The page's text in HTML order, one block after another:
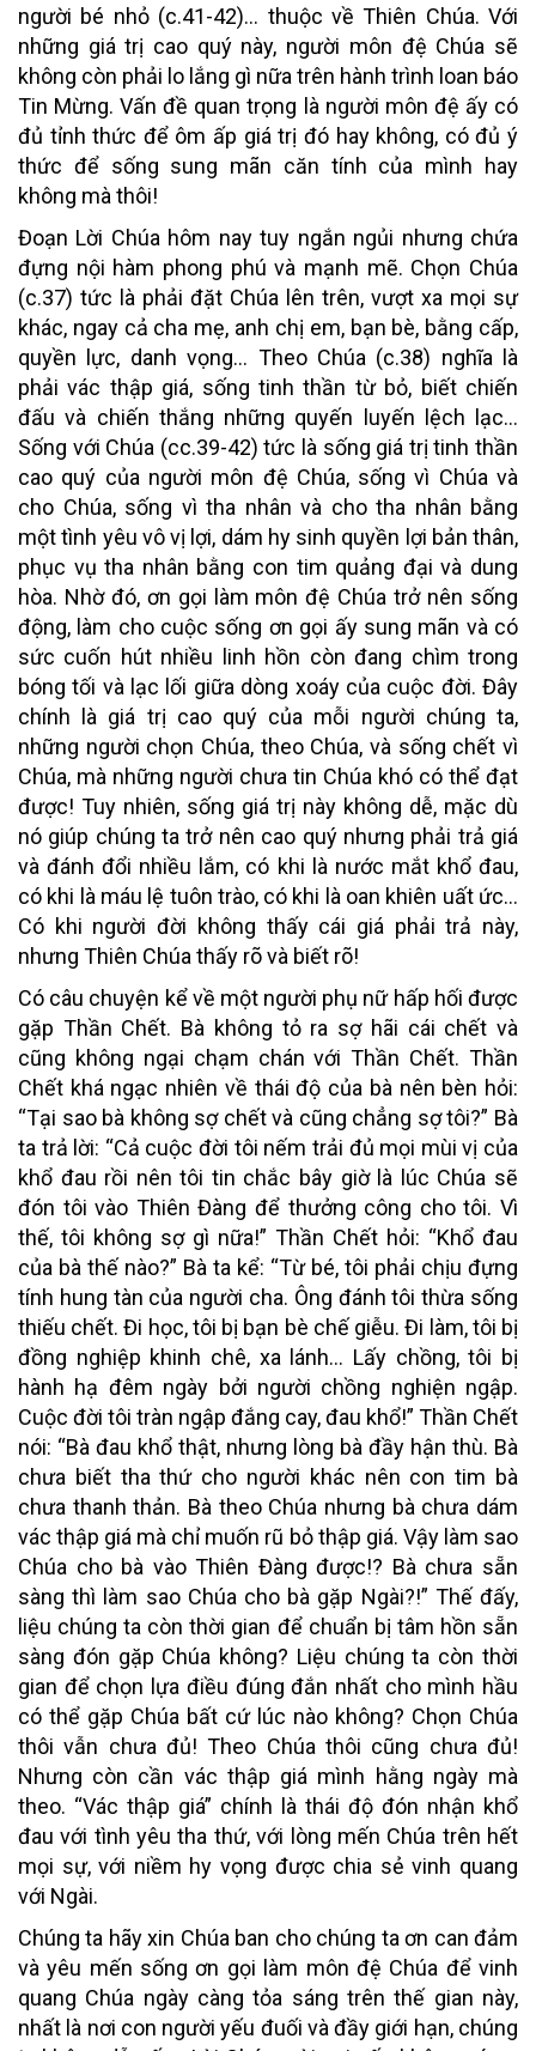
người bé nhỏ (c.41-42)… thuộc về Thiên Chúa. Với
những giá trị cao quý này, người môn đệ Chúa sẽ
không còn phải lo lắng gì nữa trên hành trình loan báo
Tin Mừng. Vấn đề quan trọng là người môn đệ ấy có
đủ tỉnh thức để ôm ấp giá trị đó hay không, có đủ ý
thức để sống sung mãn căn tính của mình hay
không mà thôi!
Đoạn Lời Chúa hôm nay tuy ngắn ngủi nhưng chứa
đựng nội hàm phong phú và mạnh mẽ. Chọn Chúa
(c.37) tức là phải đặt Chúa lên trên, vượt xa mọi sự
khác, ngay cả cha mẹ, anh chị em, bạn bè, bằng cấp,
quyền lực, danh vọng… Theo Chúa (c.38) nghĩa là
phải vác thập giá, sống tinh thần từ bỏ, biết chiến
đấu và chiến thắng những quyến luyến lệch lạc…
Sống với Chúa (cc.39-42) tức là sống giá trị tinh thần
cao quý của người môn đệ Chúa, sống vì Chúa và
cho Chúa, sống vì tha nhân và cho tha nhân bằng
một tình yêu vô vị lợi, dám hy sinh quyền lợi bản thân,
phục vụ tha nhân bằng con tim quảng đại và dung
hòa. Nhờ đó, ơn gọi làm môn đệ Chúa trở nên sống
động, làm cho cuộc sống ơn gọi ấy sung mãn và có
sức cuốn hút nhiều linh hồn còn đang chìm trong
bóng tối và lạc lối giữa dòng xoáy của cuộc đời. Đây
chính là giá trị cao quý của mỗi người chúng ta,
những người chọn Chúa, theo Chúa, và sống chết vì
Chúa, mà những người chưa tin Chúa khó có thể đạt
được! Tuy nhiên, sống giá trị này không dễ, mặc dù
nó giúp chúng ta trở nên cao quý nhưng phải trả giá
và đánh đổi nhiều lắm, có khi là nước mắt khổ đau,
có khi là máu lệ tuôn trào, có khi là oan khiên uất ức…
Có khi người đời không thấy cái giá phải trả này,
nhưng Thiên Chúa thấy rõ và biết rõ!
Có câu chuyện kể về một người phụ nữ hấp hối được
gặp Thần Chết. Bà không tỏ ra sợ hãi cái chết và
cũng không ngại chạm chán với Thần Chết. Thần
Chết khá ngạc nhiên về thái độ của bà nên bèn hỏi:
“Tại sao bà không sợ chết và cũng chẳng sợ tôi?” Bà
ta trả lời: “Cả cuộc đời tôi nếm trải đủ mọi mùi vị của
khổ đau rồi nên tôi tin chắc bây giờ là lúc Chúa sẽ
đón tôi vào Thiên Đàng để thưởng công cho tôi. Vì
thế, tôi không sợ gì nữa!” Thần Chết hỏi: “Khổ đau
của bà thế nào?” Bà ta kể: “Từ bé, tôi phải chịu đựng
tính hung tàn của người cha. Ông đánh tôi thừa sống
thiếu chết. Đi học, tôi bị bạn bè chế giễu. Đi làm, tôi bị
đồng nghiệp khinh chê, xa lánh… Lấy chồng, tôi bị
hành hạ đêm ngày bởi người chồng nghiện ngập.
Cuộc đời tôi tràn ngập đắng cay, đau khổ!” Thần Chết
nói: “Bà đau khổ thật, nhưng lòng bà đầy hận thù. Bà
chưa biết tha thứ cho người khác nên con tim bà
chưa thanh thản. Bà theo Chúa nhưng bà chưa dám
vác thập giá mà chỉ muốn rũ bỏ thập giá. Vậy làm sao
Chúa cho bà vào Thiên Đàng được!? Bà chưa sẵn
sàng thì làm sao Chúa cho bà gặp Ngài?!” Thế đấy,
liệu chúng ta còn thời gian để chuẩn bị tâm hồn sẵn
sàng đón gặp Chúa không? Liệu chúng ta còn thời
gian để chọn lựa điều đúng đắn nhất cho mình hầu
có thể gặp Chúa bất cứ lúc nào không? Chọn Chúa
thôi vẫn chưa đủ! Theo Chúa thôi cũng chưa đủ!
Nhưng còn cần vác thập giá mình hằng ngày mà
theo. “Vác thập giá” chính là thái độ đón nhận khổ
đau với tình yêu tha thứ, với lòng mến Chúa trên hết
mọi sự, với niềm hy vọng được chia sẻ vinh quang
với Ngài.
Chúng ta hãy xin Chúa ban cho chúng ta ơn can đảm
và yêu mến sống ơn gọi làm môn đệ Chúa để vinh
quang Chúa ngày càng tỏa sáng trên thế gian này,
nhất là nơi con người yếu đuối và đầy giới hạn, chúng